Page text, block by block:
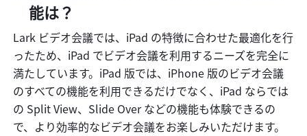
能は？
Lark ビデオ会議では、iPad の特徴に合わせた最適化を行
ったため、iPad でビデオ会議を利用するニーズを完全に
満たしています。iPad 版では、iPhone 版のビデオ会議
のすべての機能を利用できるだけでなく、iPad ならでは
の Split View、Slide Over などの機能も体験できるの
で、より効率的なビデオ会議をお楽しみいただけます。